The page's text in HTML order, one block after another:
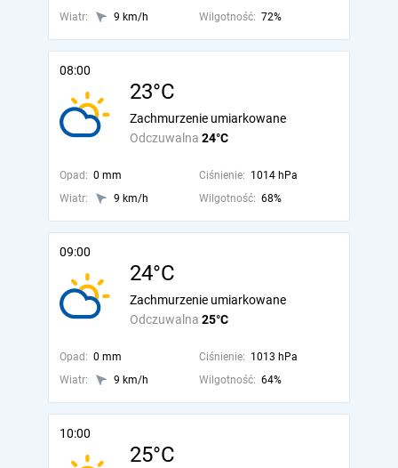
Wiatr: 9 km/h Wilgotność: 72%
08:00
23°C
Odczuwalna 24°C
Zachmurzenie umiarkowane
Opad: 0 mm Ciśnienie: 1014 hPa
Wiatr:
9 km/h Wilgotność: 68%
09:00
24°C
Odczuwalna 25°C
Zachmurzenie umiarkowane
Opad: 0 mm Ciśnienie: 1013 hPa
Wiatr:
9 km/h Wilgotność: 64%
10:00
25°C